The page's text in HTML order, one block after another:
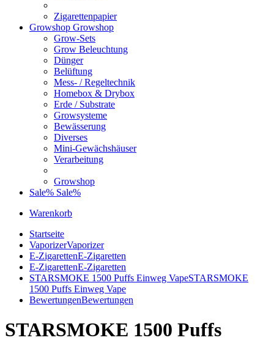
Zigarettenpapier
Growshop Growshop
Grow-Sets
Grow Beleuchtung
Dünger
Belüftung
Mess- / Regeltechnik
Homebox & Drybox
Erde / Substrate
Growsysteme
Bewässerung
Diverses
Mini-Gewächshäuser
Verarbeitung
Growshop
Sale% Sale%
Warenkorb
Startseite
VaporizerVaporizer
E-ZigarettenE-Zigaretten
E-ZigarettenE-Zigaretten
STARSMOKE 1500 Puffs Einweg VapeSTARSMOKE
1500 Puffs Einweg Vape
BewertungenBewertungen
STARSMOKE 1500 Puffs